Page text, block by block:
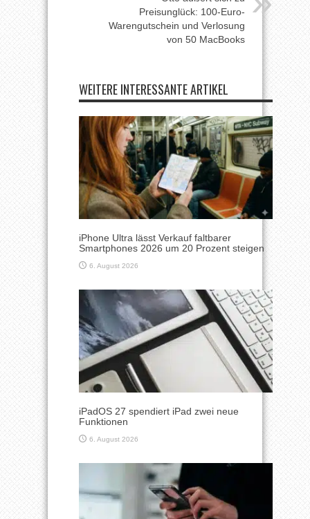
Preisunglück: 100-Euro-
Warengutschein und Verlosung
von 50 MacBooks
WEITERE INTERESSANTE ARTIKEL
iPhone Ultra lässt Verkauf faltbarer
Smartphones 2026 um 20 Prozent steigen
6. August 2026
iPadOS 27 spendiert iPad zwei neue
Funktionen
6. August 2026